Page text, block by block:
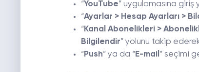
“YouTube” uygulamasına giriş
“Ayarlar > Hesap Ayarları >
“Kanal Abonelikleri >
Bilgilendir” yolunu takip
“Push” ya da “E-mail” seçimi